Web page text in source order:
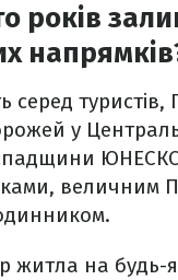
років
серед
у
величним
житла на